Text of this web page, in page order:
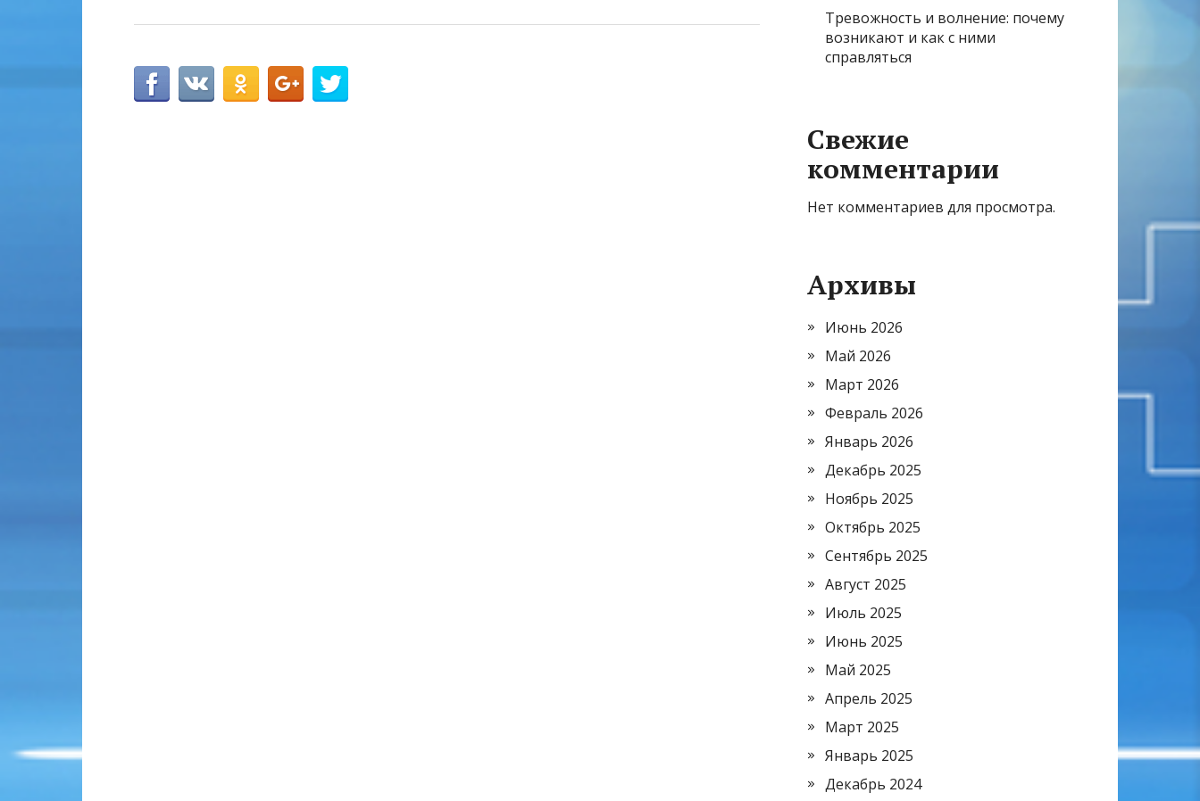
Тревожность и волнение: почему
возникают и как с ними
справляться
Свежие
комментарии
Нет комментариев для просмотра.
Архивы
Июнь 2026
Май 2026
Март 2026
Февраль 2026
Январь 2026
Декабрь 2025
Ноябрь 2025
Октябрь 2025
Сентябрь 2025
Август 2025
Июль 2025
Июнь 2025
Май 2025
Апрель 2025
Март 2025
Январь 2025
Декабрь 2024